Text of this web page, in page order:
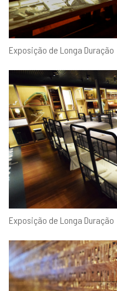
Exposição de Longa Duração
Exposição de Longa Duração